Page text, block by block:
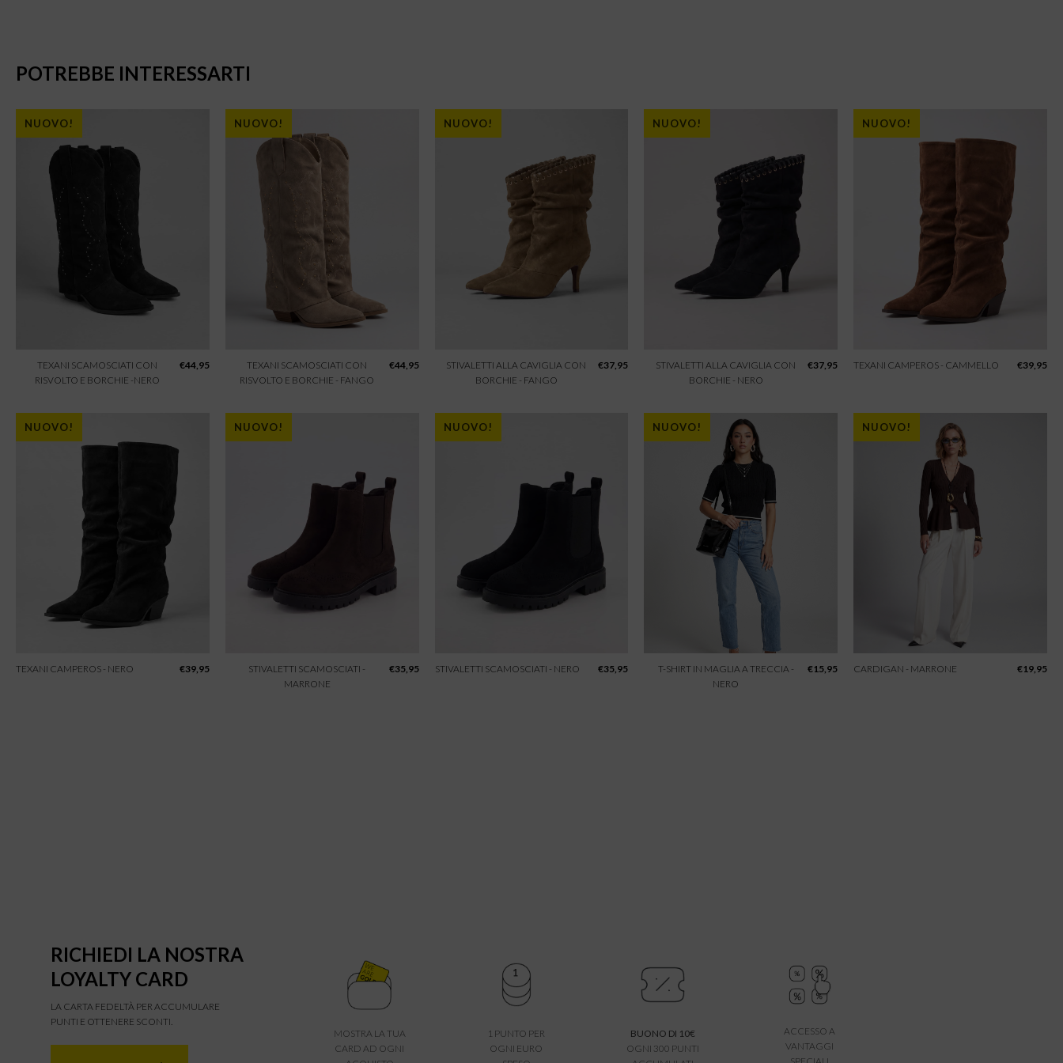
POTREBBE INTERESSARTI
NUOVO!
TEXANI SCAMOSCIATI CON
RISVOLTO E BORCHIE -NERO
€44,95
NUOVO!
TEXANI SCAMOSCIATI CON
RISVOLTO E BORCHIE - FANGO
€44,95
NUOVO!
STIVALETTI ALLA CAVIGLIA CON
BORCHIE - FANGO
€37,95
NUOVO!
STIVALETTI ALLA CAVIGLIA CON
BORCHIE - NERO
€37,95
NUOVO!
TEXANI CAMPEROS - CAMMELLO €39,95
NUOVO!
TEXANI CAMPEROS - NERO €39,95
NUOVO!
STIVALETTI SCAMOSCIATI -
MARRONE
€35,95
NUOVO!
STIVALETTI SCAMOSCIATI - NERO €35,95
NUOVO!
T-SHIRT IN MAGLIA A TRECCIA -
NERO
€15,95
NUOVO!
CARDIGAN - MARRONE €19,95
RICHIEDI LA NOSTRA
LOYALTY CARD
LA CARTA FEDELTÀ PER ACCUMULARE
PUNTI E OTTENERE SCONTI.
MOSTRA LA TUA
CARD AD OGNI
1 PUNTO PER
OGNI EURO
BUONO DI 10€
OGNI 300 PUNTI
ACCESSO A
VANTAGGI
SPECIALI